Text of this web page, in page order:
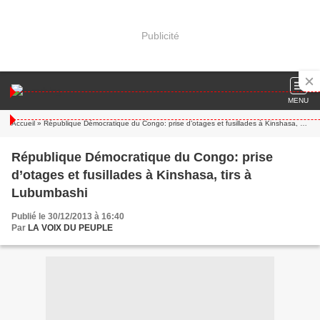
Publicité
MENU
Accueil » République Démocratique du Congo: prise d’otages et fusillades à Kinshasa, tirs à Lubumbashi
République Démocratique du Congo: prise
d’otages et fusillades à Kinshasa, tirs à
Lubumbashi
Publié le 30/12/2013 à 16:40
Par LA VOIX DU PEUPLE